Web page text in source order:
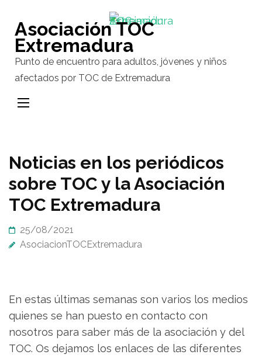
contenido
(presiona
Intro)
Asociación TOC
Extremadura
Punto de encuentro para adultos, jóvenes y niños
afectados por TOC de Extremadura
Noticias en los periódicos
sobre TOC y la Asociación
TOC Extremadura
25/08/2021
AsociacionTOCExtremadura
En estas últimas semanas son varios los medios
quienes se han puesto en contacto con
nosotros para saber más de la asociación y del
TOC. Os dejamos los enlaces de las diferentes